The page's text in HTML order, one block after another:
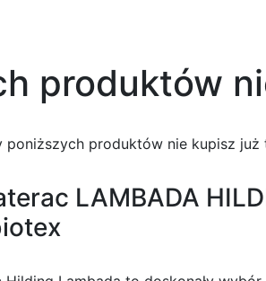
produktów
poniższych produktów nie kupisz już
LAMBADA